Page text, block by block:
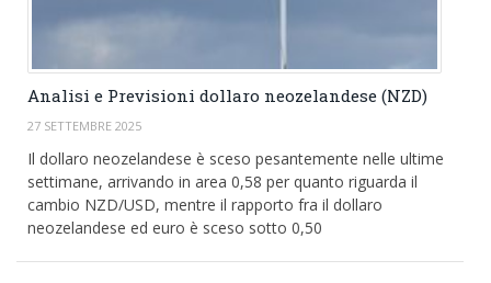
Analisi e Previsioni dollaro neozelandese (NZD)
27 SETTEMBRE 2025
Il dollaro neozelandese è sceso pesantemente nelle ultime
settimane, arrivando in area 0,58 per quanto riguarda il
cambio NZD/USD, mentre il rapporto fra il dollaro
neozelandese ed euro è sceso sotto 0,50